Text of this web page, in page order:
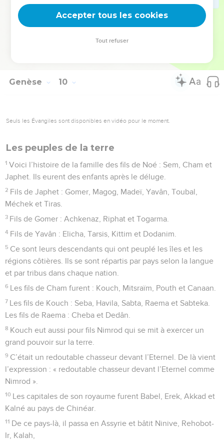
Après le déluge Noé vécut encore 350 ans.
La durée totale de sa vie fut de 950 ans, puis il mourut.
La Bible Du Semeur Copyright © 1992, 1999 by Biblica, Inc.® Used by permission.
Genèse 10
Seuls les Évangiles sont disponibles en vidéo pour le moment.
Les peuples de la terre
1 Voici l’histoire de la famille des fils de Noé : Sem, Cham et
Japhet. Ils eurent des enfants après le déluge.
2 Fils de Japhet : Gomer, Magog, Madeï, Yavân, Toubal,
Méchek et Tiras.
3 Fils de Gomer : Achkenaz, Riphat et Togarma.
4 Fils de Yavân : Elicha, Tarsis, Kittim et Dodanim.
5 Ce sont leurs descendants qui ont peuplé les îles et les
régions côtières. Ils se sont répartis par pays selon la langue
et par tribus dans chaque nation.
6 Les fils de Cham furent : Kouch, Mitsraïm, Pouth et Canaan.
7 Les fils de Kouch : Seba, Havila, Sabta, Raema et Sabteka.
Les fils de Raema : Cheba et Dedân.
8 Kouch eut aussi pour fils Nimrod qui se mit à exercer un
grand pouvoir sur la terre.
9 C’était un redoutable chasseur devant l’Eternel. De là vient
l’expression : « redoutable chasseur devant l’Eternel comme
Nimrod ».
10 Les capitales de son royaume furent Babel, Erek, Akkad et
Kalné au pays de Chinéar.
11 De ce pays-là, il passa en Assyrie et bâtit Ninive, Rehobot-
Ir, Kalah,
Accepter tous les cookies
Tout refuser